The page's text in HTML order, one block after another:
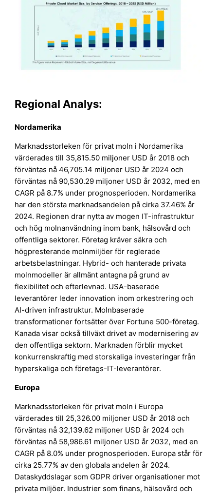
Regional Analys:
Nordamerika
Marknadsstorleken för privat moln i Nordamerika
värderades till 35,815.50 miljoner USD år 2018 och
förväntas nå 46,705.14 miljoner USD år 2024 och
förväntas nå 90,530.29 miljoner USD år 2032, med en
CAGR på 8.7% under prognosperioden. Nordamerika
har den största marknadsandelen på cirka 37.46% år
2024. Regionen drar nytta av mogen IT-infrastruktur
och hög molnanvändning inom bank, hälsovård och
offentliga sektorer. Företag kräver säkra och
högpresterande molnmiljöer för reglerade
arbetsbelastningar. Hybrid- och hanterade privata
molnmodeller är allmänt antagna på grund av
flexibilitet och efterlevnad. USA-baserade
leverantörer leder innovation inom orkestrering och
AI-driven infrastruktur. Molnbaserade
transformationer fortsätter över Fortune 500-företag.
Kanada visar också tillväxt drivet av modernisering av
den offentliga sektorn. Marknaden förblir mycket
konkurrenskraftig med storskaliga investeringar från
hyperskaliga och företags-IT-leverantörer.
Europa
Marknadsstorleken för privat moln i Europa
värderades till 25,326.00 miljoner USD år 2018 och
förväntas nå 32,139.62 miljoner USD år 2024 och
förväntas nå 58,986.61 miljoner USD år 2032, med en
CAGR på 8.0% under prognosperioden. Europa står för
cirka 25.77% av den globala andelen år 2024.
Dataskyddslagar som GDPR driver organisationer mot
privata miljöer. Industrier som finans, hälsovård och